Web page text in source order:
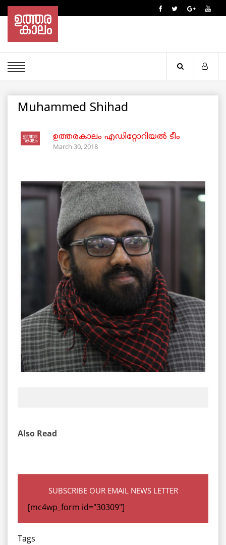
Muhammed Shihad
ഉത്തരകാലം എഡിറ്റോറിയല്‍ ടീം
March 30, 2018
Also Read
SUBSCRIBE OUR EMAIL NEWS LETTER
[mc4wp_form id="30309"]
Tags